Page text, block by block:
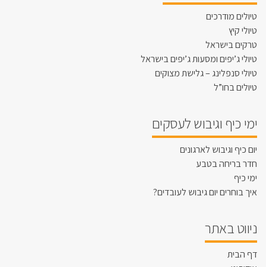
טיולים מודרכים
טיולי קיץ
טרקים בישראל
טיולי ג’יפים ומסעות ג’יפים בישראל
טיולי סנפלינג – גלישת מצוקים
טיולים בחו”ל
ימי כיף וגיבוש לעסקים
יום כיף וגיבוש לארגונים
חדר בריחה בטבע
ימי כיף
איך בוחרים יום גיבוש לעובדים?
ניווט באתר
דף הבית